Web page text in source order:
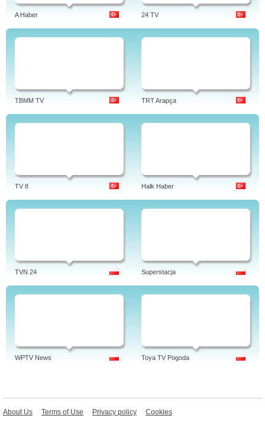
A Haber 24 TV
TBMM TV TRT Arapça
TV 8 Halk Haber
TVN 24 Superstacja
WPTV News Toya TV Pogoda
About Us Terms of Use Privacy policy Cookies